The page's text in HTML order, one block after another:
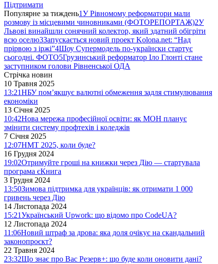
Підтримати
Популярне за тиждень1У Рівномому реформатори мали
розмову із місцевими чиновниками (ФОТОРЕПОРТАЖ)2У
Львові винайшли сонячний колектор, який здатний обігріти
всю оселю3Запускається новий проект Kolona.net: “Над
прірвою з іржі”4Шоу Супермодель по-українски стартує
сьогодні. ФОТО5Грузинський реформатор Іло Глонті стане
заступником голови Рівненської ОДА
Стрічка новин
10 Травня 2025
13:21НБУ пом’якшує валютні обмеження задля стимулювання
економіки
13 Січня 2025
10:42Нова мережа професійної освіти: як МОН планує
змінити систему профтехів і коледжів
7 Січня 2025
12:07НМТ 2025, коли буде?
16 Грудня 2024
19:02Отримуйте гроші на книжки через Дію — стартувала
програма єКнига
3 Грудня 2024
13:50Зимова підтримка для українців: як отримати 1 000
гривень через Дію
14 Листопада 2024
15:21Український Upwork: що відомо про CodeUA?
12 Листопада 2024
11:06Новий штраф за дрова: яка доля очікує на скандальний
законопроєкт?
22 Травня 2024
23:32Що знає про Вас Резерв+: що буде коли оновити дані?